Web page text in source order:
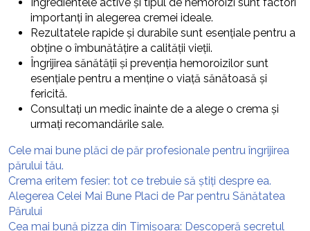
importanți în alegerea cremei ideale.
Rezultatele rapide și durabile sunt esențiale pentru a
obține o îmbunătățire a calității vieții.
Îngrijirea sănătății și prevenția hemoroizilor sunt
esențiale pentru a menține o viață sănătoasă și
fericită.
Consultați un medic înainte de a alege o crema și
urmați recomandările sale.
Cele mai bune plăci de păr profesionale pentru îngrijirea
părului tău.
Crema eritem fesier: tot ce trebuie să știți despre ea.
Alegerea Celei Mai Bune Placi de Par pentru Sănătatea
Părului
Cea mai bună pizza din Timișoara: Descoperă secretul